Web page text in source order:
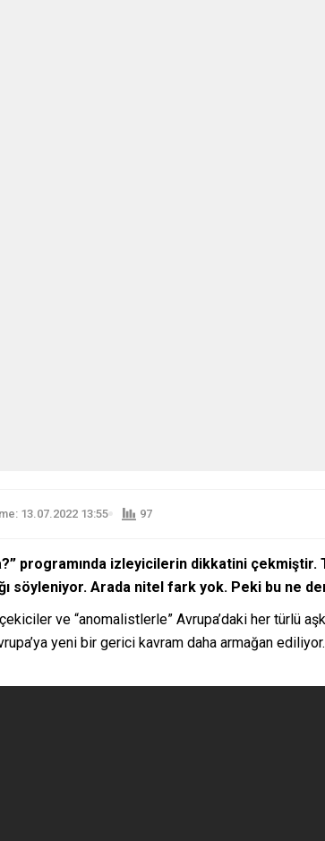
13.07.2022 13:55 97
programında izleyicilerin dikkatini
söyleniyor. Arada nitel fark yok. Peki bu ne
ve “anomalistlerle” Avrupa’daki her türlü
yeni bir gerici kavram daha armağan ediliyor.